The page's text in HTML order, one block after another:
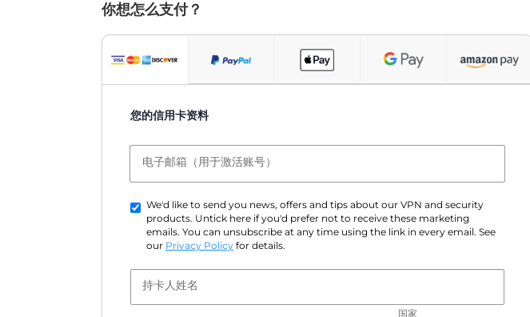
你想怎么支付？
您的信用卡资料
电子邮箱（用于激活账号）
We'd like to send you news, offers and tips about our VPN and security
products. Untick here if you'd prefer not to receive these marketing
emails. You can unsubscribe at any time using the link in every email. See
our Privacy Policy for details.
持卡人姓名
国家